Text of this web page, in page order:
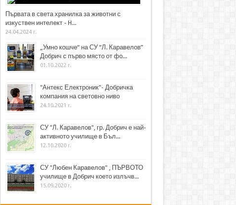
Първата в света хранилка за животни с
изкуствен интелект - H...
24.04.2024 г.
„Умно кошче“ на СУ “Л. Каравелов”
Добрич с първо място от фо...
01.10.2022 г.
"Антекс Електроник"- Добричка
компания на световно ниво
24.10.2021 г.
СУ "Л. Каравелов", гр. Добрич е най-
активното училище в Бъл...
12.10.2020 г.
СУ "Любен Каравелов" , ПЪРВОТО
училище в Добрич което излъчв...
15.09.2020 г.